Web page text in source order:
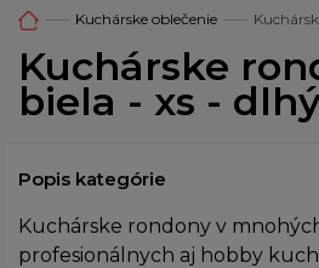
Kuchárske oblečenie
Kuchárske
biela - xs -
Popis kategórie
Kuchárske rondony v
profesionálnych aj hobby